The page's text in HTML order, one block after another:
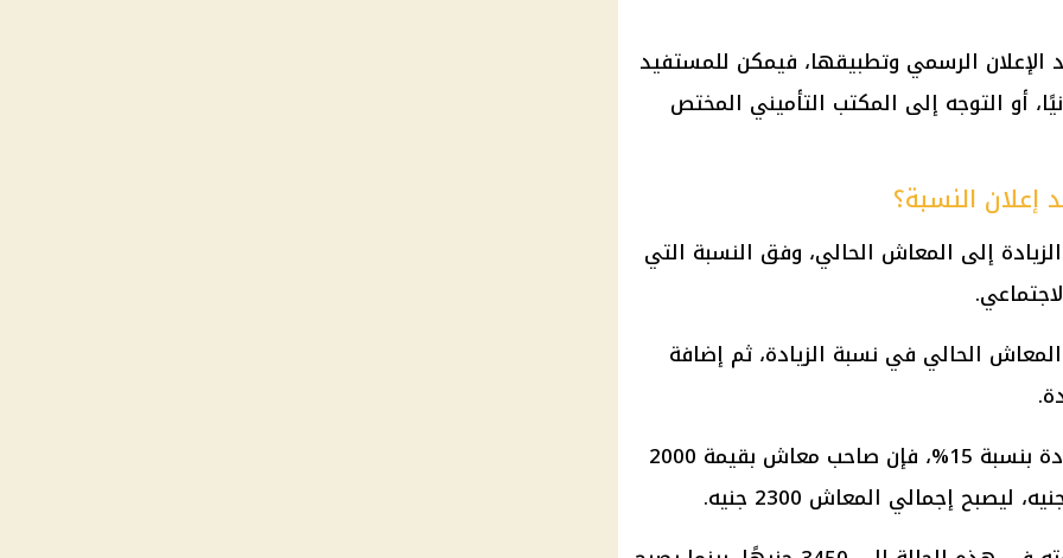
الإعلان الرسمي وتطبيقها، فيمكن للمستفيد
أو التوجه إلى المكتب التأميني المختص
النسبة؟
إلى المعاش الحالي، وفق النسبة التي
الحالي في نسبة الزيادة، ثم إضافة
وعلى سبيل المثال، إذا اعتمدت زيادة بنسبة 15%، فإن صاحب معاش بقيمة 2000